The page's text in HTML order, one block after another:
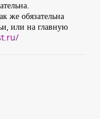
же обязательна
или на главную